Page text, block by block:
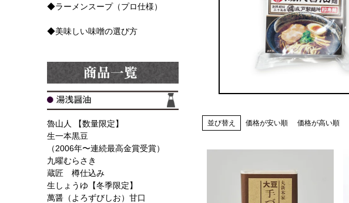
◆ラーメンスープ（プロ仕様）
◆美味しい味噌の選び方
魯山人 【数量限定】
生一本黒豆
（2006年〜連続最高金賞受賞）
九曜むらさき
蔵匠 樽仕込み
生しょうゆ【冬季限定】
萬醤（よろずびしお）甘口
並び替え 価格が安い順 価格が高い順